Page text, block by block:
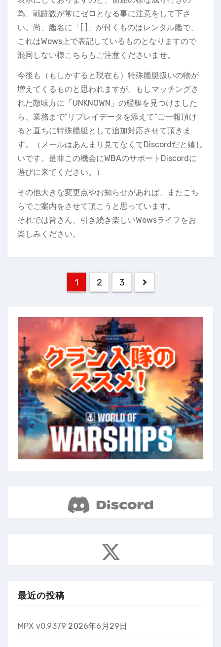
為、戦闘数が常にゼロとなる事に注意をして下さ
い。尚、艦名に「[ ]」が付くものはレンタル艦で、
これはWows上で表記しているものとなりますので
混同しない様こちらもご注意くださいませ。
今後も（もしかすると現在も）特殊艦艇扱いの物が
増えてくるものと思われますが、もしマッチングさ
れた敵味方に「UNKNOWN」の艦艇を見つけました
ら、業務まで”リプレイデータを添えて”ご一報頂け
ると直ちに特殊艦艇として追加対応させて頂きま
す。（メールはあんまり見てなくてDiscordだと嬉し
いです。是非この機会にWBAのサポートDiscordに
遊びに来てください。）
その他大きな変更点やお知らせがあれば、またこち
らでご案内をさせて頂こうと思っています。
それでは皆さん、引き続き楽しいWowsライフをお
楽しみください。
投
稿
の
ペ
ー
ジ
送
り
1 2 3
最近の投稿
MPX v0.9379 2026年6月29日